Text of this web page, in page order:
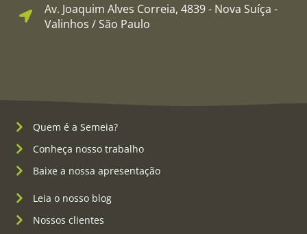
Av. Joaquim Alves Correia, 4839 - Nova Suíça -
Valinhos / São Paulo
Quem é a Semeia?
Conheça nosso trabalho
Baixe a nossa apresentação
Leia o nosso blog
Nossos clientes